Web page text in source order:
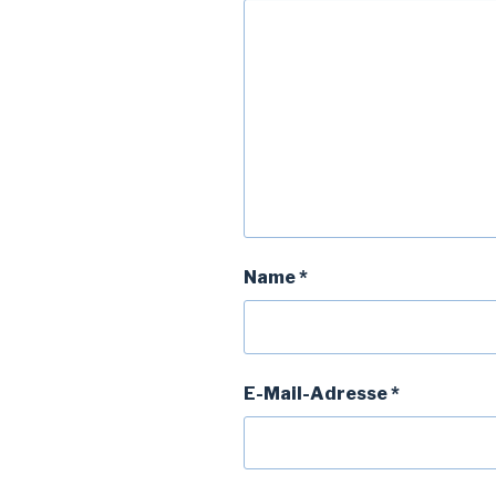
Name*
E-Mail-Adresse*